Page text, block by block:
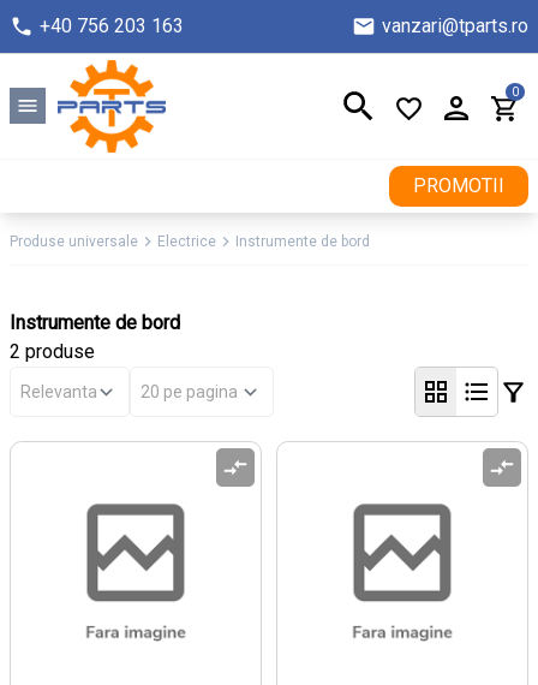
+40 756 203 163 vanzari@tparts.ro
0
PROMOTII
Produse universale Electrice Instrumente de bord
Instrumente de bord
2 produse